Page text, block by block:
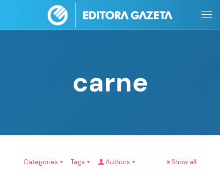
carne
Categories Tags Authors Show all